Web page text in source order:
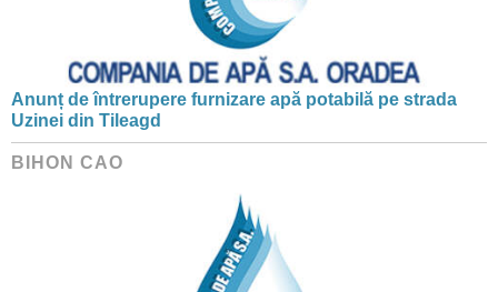
Anunț de întrerupere furnizare apă potabilă pe strada
Uzinei din Tileagd
BIHON CAO